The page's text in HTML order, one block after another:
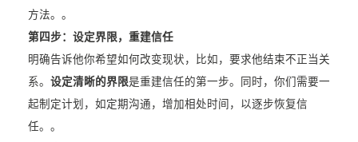
方法。。
第四步：设定界限，重建信任
明确告诉他你希望如何改变现状，比如，要求他结束不正当关
系。 设定清晰的界限是重建信任的第一步。同时，你们需要一
起制定计划，如定期沟通，增加相处时间，以逐步恢复信
任。。